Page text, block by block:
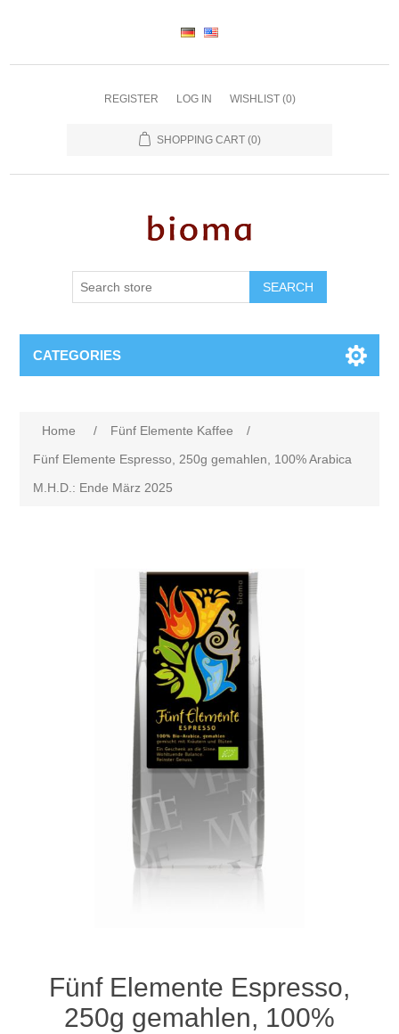
REGISTER LOG IN WISHLIST (0)
SHOPPING CART (0)
SEARCH
CATEGORIES
Home / Fünf Elemente Kaffee
/
Fünf Elemente Espresso, 250g gemahlen, 100% Arabica
M.H.D.: Ende März 2025
Fünf Elemente Espresso,
250g gemahlen, 100%